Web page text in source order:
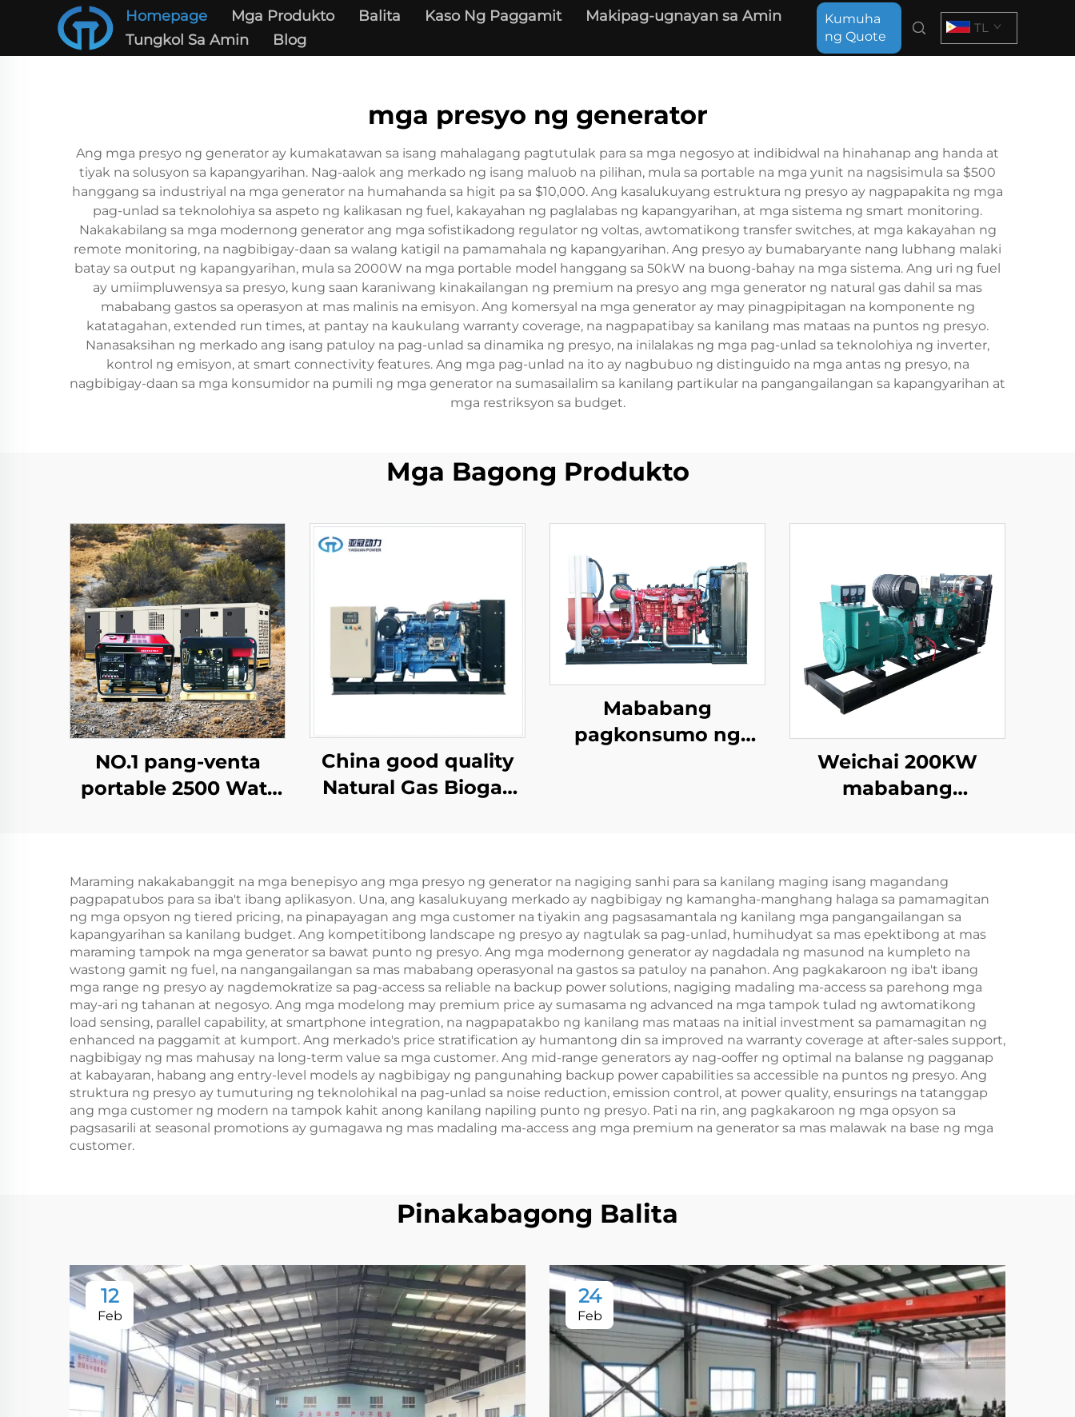
Homepage Mga Produkto Balita Kaso Ng Paggamit
Makipag-ugnayan sa Amin
Tungkol Sa Amin
Blog
Kumuha
ng Quote
TL
mga presyo ng generator
Ang mga presyo ng generator ay kumakatawan sa isang mahalagang pagtutulak para sa mga negosyo at indibidwal na hinahanap ang handa at
tiyak na solusyon sa kapangyarihan. Nag-aalok ang merkado ng isang maluob na pilihan, mula sa portable na mga yunit na nagsisimula sa $500
hanggang sa industriyal na mga generator na humahanda sa higit pa sa $10,000. Ang kasalukuyang estruktura ng presyo ay nagpapakita ng mga
pag-unlad sa teknolohiya sa aspeto ng kalikasan ng fuel, kakayahan ng paglalabas ng kapangyarihan, at mga sistema ng smart monitoring.
Nakakabilang sa mga modernong generator ang mga sofistikadong regulator ng voltas, awtomatikong transfer switches, at mga kakayahan ng
remote monitoring, na nagbibigay-daan sa walang katigil na pamamahala ng kapangyarihan. Ang presyo ay bumabaryante nang lubhang malaki
batay sa output ng kapangyarihan, mula sa 2000W na mga portable model hanggang sa 50kW na buong-bahay na mga sistema. Ang uri ng fuel
ay umiimpluwensya sa presyo, kung saan karaniwang kinakailangan ng premium na presyo ang mga generator ng natural gas dahil sa mas
mababang gastos sa operasyon at mas malinis na emisyon. Ang komersyal na mga generator ay may pinagpipitagan na komponente ng
katatagahan, extended run times, at pantay na kaukulang warranty coverage, na nagpapatibay sa kanilang mas mataas na puntos ng presyo.
Nanasaksihan ng merkado ang isang patuloy na pag-unlad sa dinamika ng presyo, na inilalakas ng mga pag-unlad sa teknolohiya ng inverter,
kontrol ng emisyon, at smart connectivity features. Ang mga pag-unlad na ito ay nagbubuo ng distinguido na mga antas ng presyo, na
nagbibigay-daan sa mga konsumidor na pumili ng mga generator na sumasailalim sa kanilang partikular na pangangailangan sa kapangyarihan at
mga restriksyon sa budget.
Mga Bagong Produkto
NO.1 pang-venta
portable 2500 Watt
China good quality
Natural Gas Biogas
Generator Set
Mababang
pagkonsumo ng
Weichai 200KW
mababang
maaasahang set ng
diesel generator
Maraming nakakabanggit na mga benepisyo ang mga presyo ng generator na nagiging sanhi para sa kanilang maging isang magandang
pagpapatubos para sa iba't ibang aplikasyon. Una, ang kasalukuyang merkado ay nagbibigay ng kamangha-manghang halaga sa pamamagitan
ng mga opsyon ng tiered pricing, na pinapayagan ang mga customer na tiyakin ang pagsasamantala ng kanilang mga pangangailangan sa
kapangyarihan sa kanilang budget. Ang kompetitibong landscape ng presyo ay nagtulak sa pag-unlad, humihudyat sa mas epektibong at mas
maraming tampok na mga generator sa bawat punto ng presyo. Ang mga modernong generator ay nagdadala ng masunod na kumpleto na
wastong gamit ng fuel, na nangangailangan sa mas mababang operasyonal na gastos sa patuloy na panahon. Ang pagkakaroon ng iba't ibang
mga range ng presyo ay nagdemokratize sa pag-access sa reliable na backup power solutions, nagiging madaling ma-access sa parehong mga
may-ari ng tahanan at negosyo. Ang mga modelong may premium price ay sumasama ng advanced na mga tampok tulad ng awtomatikong
load sensing, parallel capability, at smartphone integration, na nagpapatakbo ng kanilang mas mataas na initial investment sa pamamagitan ng
enhanced na paggamit at kumport. Ang merkado's price stratification ay humantong din sa improved na warranty coverage at after-sales support,
nagbibigay ng mas mahusay na long-term value sa mga customer. Ang mid-range generators ay nag-ooffer ng optimal na balanse ng pagganap
at kabayaran, habang ang entry-level models ay nagbibigay ng pangunahing backup power capabilities sa accessible na puntos ng presyo. Ang
struktura ng presyo ay tumuturing ng teknolohikal na pag-unlad sa noise reduction, emission control, at power quality, ensurings na tatanggap
ang mga customer ng modern na tampok kahit anong kanilang napiling punto ng presyo. Pati na rin, ang pagkakaroon ng mga opsyon sa
pagsasarili at seasonal promotions ay gumagawa ng mas madaling ma-access ang mga premium na generator sa mas malawak na base ng mga
customer.
Pinakabagong Balita
12
Feb
24
Feb